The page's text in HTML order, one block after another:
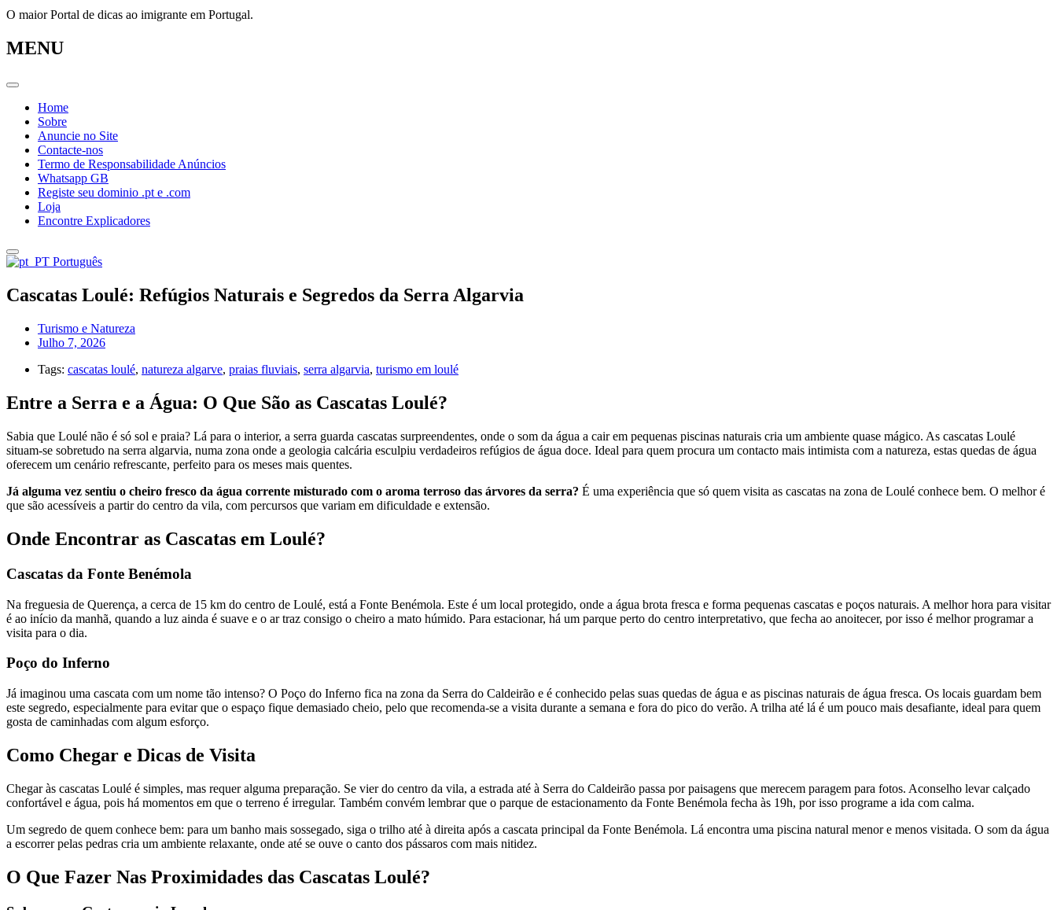
O maior Portal de dicas ao imigrante em Portugal.
MENU
Home
Sobre
Anuncie no Site
Contacte-nos
Termo de Responsabilidade Anúncios
Whatsapp GB
Registe seu dominio .pt e .com
Loja
Encontre Explicadores
Português
Cascatas Loulé: Refúgios Naturais e Segredos da Serra Algarvia
Turismo e Natureza
Julho 7, 2026
Tags: cascatas loulé, natureza algarve, praias fluviais, serra algarvia, turismo em loulé
Entre a Serra e a Água: O Que São as Cascatas Loulé?
Sabia que Loulé não é só sol e praia? Lá para o interior, a serra guarda cascatas surpreendentes, onde o som da água a cair em pequenas piscinas naturais cria um ambiente quase mágico. As cascatas Loulé
situam-se sobretudo na serra algarvia, numa zona onde a geologia calcária esculpiu verdadeiros refúgios de água doce. Ideal para quem procura um contacto mais intimista com a natureza, estas quedas de água
oferecem um cenário refrescante, perfeito para os meses mais quentes.
Já alguma vez sentiu o cheiro fresco da água corrente misturado com o aroma terroso das árvores da serra? É uma experiência que só quem visita as cascatas na zona de Loulé conhece bem. O melhor é
que são acessíveis a partir do centro da vila, com percursos que variam em dificuldade e extensão.
Onde Encontrar as Cascatas em Loulé?
Cascatas da Fonte Benémola
Na freguesia de Querença, a cerca de 15 km do centro de Loulé, está a Fonte Benémola. Este é um local protegido, onde a água brota fresca e forma pequenas cascatas e poços naturais. A melhor hora para visitar
é ao início da manhã, quando a luz ainda é suave e o ar traz consigo o cheiro a mato húmido. Para estacionar, há um parque perto do centro interpretativo, que fecha ao anoitecer, por isso é melhor programar a
visita para o dia.
Poço do Inferno
Já imaginou uma cascata com um nome tão intenso? O Poço do Inferno fica na zona da Serra do Caldeirão e é conhecido pelas suas quedas de água e as piscinas naturais de água fresca. Os locais guardam bem
este segredo, especialmente para evitar que o espaço fique demasiado cheio, pelo que recomenda-se a visita durante a semana e fora do pico do verão. A trilha até lá é um pouco mais desafiante, ideal para quem
gosta de caminhadas com algum esforço.
Como Chegar e Dicas de Visita
Chegar às cascatas Loulé é simples, mas requer alguma preparação. Se vier do centro da vila, a estrada até à Serra do Caldeirão passa por paisagens que merecem paragem para fotos. Aconselho levar calçado
confortável e água, pois há momentos em que o terreno é irregular. Também convém lembrar que o parque de estacionamento da Fonte Benémola fecha às 19h, por isso programe a ida com calma.
Um segredo de quem conhece bem: para um banho mais sossegado, siga o trilho até à direita após a cascata principal da Fonte Benémola. Lá encontra uma piscina natural menor e menos visitada. O som da água
a escorrer pelas pedras cria um ambiente relaxante, onde até se ouve o canto dos pássaros com mais nitidez.
O Que Fazer Nas Proximidades das Cascatas Loulé?